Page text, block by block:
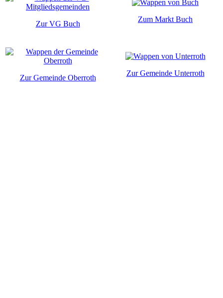
Zur VG Buch
Zum Markt Buch
Zur Gemeinde Oberroth
Zur Gemeinde Unterroth